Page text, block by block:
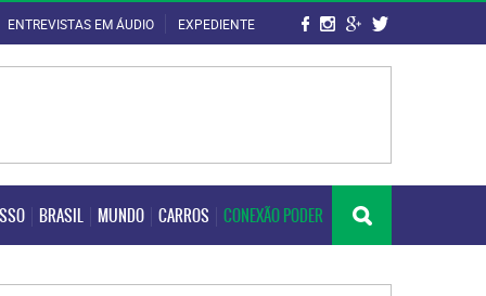
ENTREVISTAS EM ÁUDIO EXPEDIENTE
BRASIL MUNDO CARROS CONEXÃO PODER
BRASIL MUNDO CARROS CONEXÃO PODER